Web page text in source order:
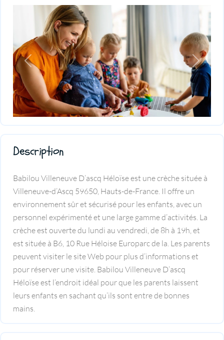
Previous Next
Description
Babilou Villeneuve D’ascq Héloïse est une crèche située à
Villeneuve-d’Ascq 59650, Hauts-de-France. Il offre un
environnement sûr et sécurisé pour les enfants, avec un
personnel expérimenté et une large gamme d’activités. La
crèche est ouverte du lundi au vendredi, de 8h à 19h, et
est située à B6, 10 Rue Héloise Europarc de la. Les parents
peuvent visiter le site Web pour plus d’informations et
pour réserver une visite. Babilou Villeneuve D’ascq
Héloïse est l’endroit idéal pour que les parents laissent
leurs enfants en sachant qu’ils sont entre de bonnes
mains.